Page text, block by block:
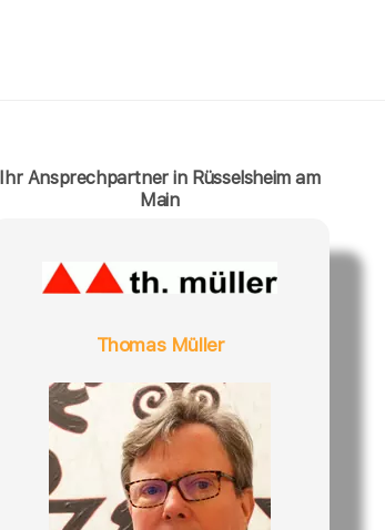
Ihr Ansprechpartner in Rüsselsheim am
Main
Thomas Müller